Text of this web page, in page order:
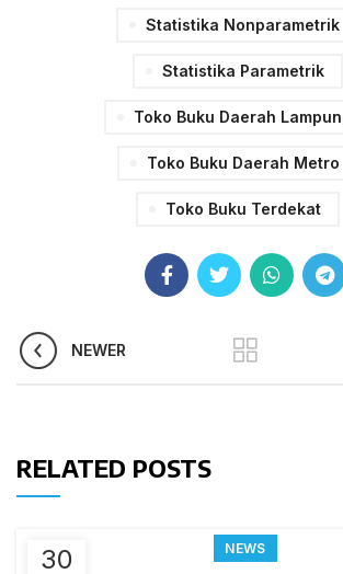
Statistika Nonparametrik
Statistika Parametrik
Toko Buku Daerah
Toko Buku Daerah Metro
Toko Buku Terdekat
NEWER
RELATED POSTS
30 NEWS